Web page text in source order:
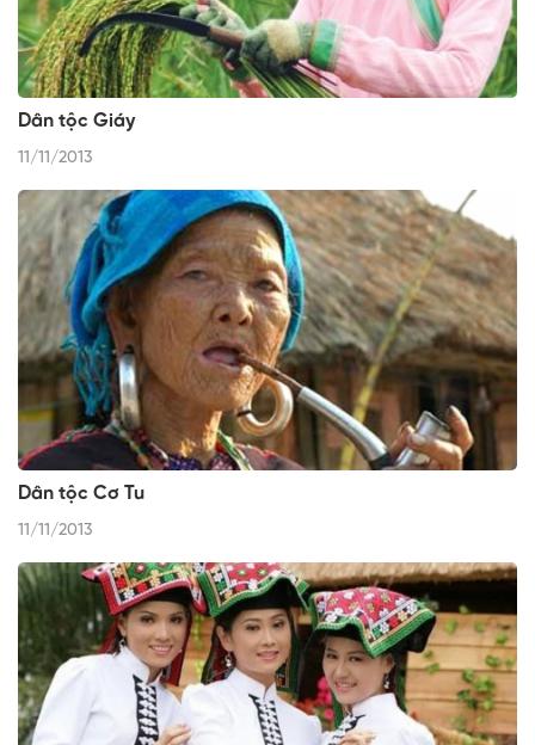
Dân tộc Giáy
11/11/2013
Dân tộc Cơ Tu
11/11/2013